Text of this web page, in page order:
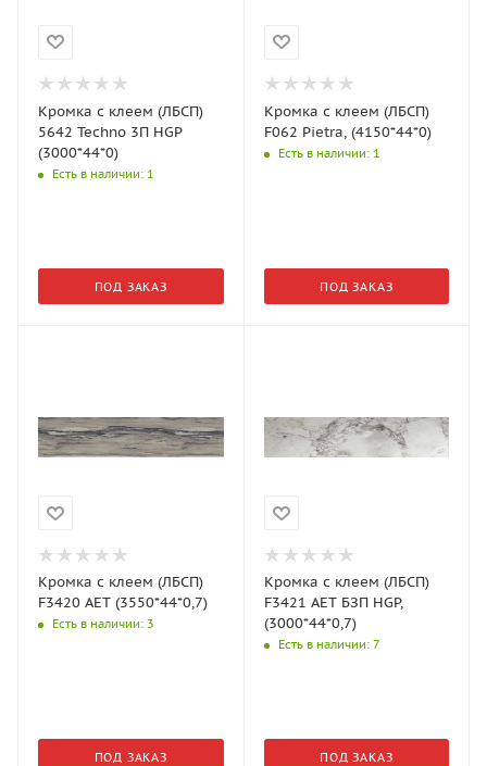
Кромка с клеем (ЛБСП)
5642 Techno 3П HGP
(3000*44*0)
Есть в наличии: 1
ПОД ЗАКАЗ
Кромка с клеем (ЛБСП)
F062 Pietra, (4150*44*0)
Есть в наличии: 1
ПОД ЗАКАЗ
Кромка с клеем (ЛБСП)
F3420 AET (3550*44*0,7)
Есть в наличии: 3
ПОД ЗАКАЗ
Кромка с клеем (ЛБСП)
F3421 АЕТ БЗП HGP,
(3000*44*0,7)
Есть в наличии: 7
ПОД ЗАКАЗ